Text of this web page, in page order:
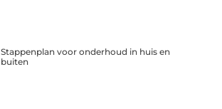
Stappenplan voor onderhoud in huis en
buiten